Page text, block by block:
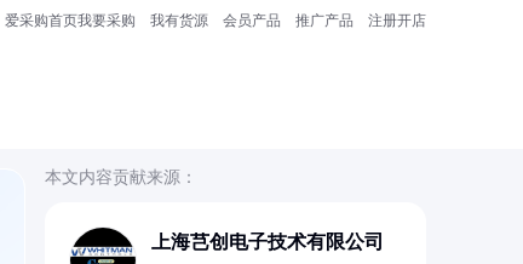
爱采购首页我要采购 我有货源 会员产品 推广产品 注册开店
本文内容贡献来源：
上海芑创电子技术有限公司